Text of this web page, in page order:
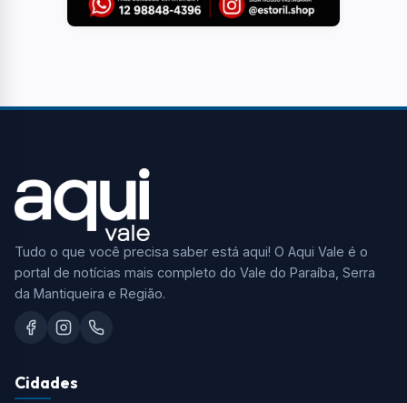
Tudo o que você precisa saber está aqui! O Aqui Vale é o
portal de notícias mais completo do Vale do Paraíba, Serra
da Mantiqueira e Região.
Cidades